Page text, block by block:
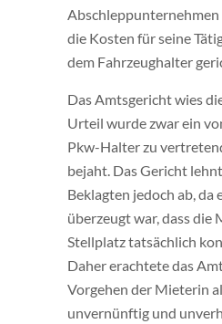
Abschleppunternehmen
die Kosten für seine
dem Fahrzeughalter
Das Amtsgericht wies
Urteil wurde zwar ein
Pkw-Halter zu
bejaht. Das Gericht
Beklagten jedoch ab, da
überzeugt war, dass die
Stellplatz tatsächlich
Daher erachtete das
Vorgehen der Mieterin
unvernünftig und